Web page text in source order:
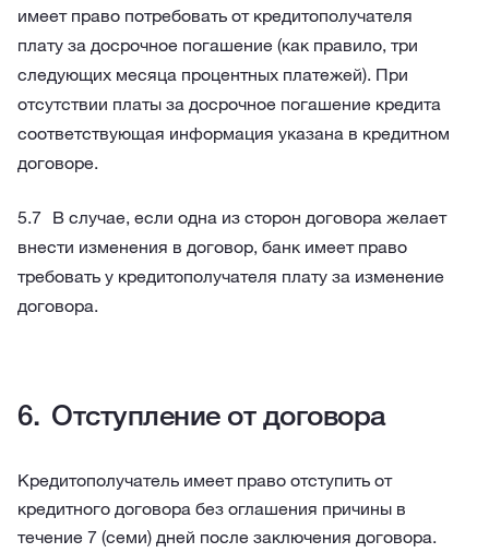
имеет право потребовать от кредитополучателя
плату за досрочное погашение (как правило, три
следующих месяца процентных платежей). При
отсутствии платы за досрочное погашение кредита
соответствующая информация указана в кредитном
договоре.
В случае, если одна из сторон договора желает
внести изменения в договор, банк имеет право
требовать у кредитополучателя плату за изменение
договора.
Отступление от договора
Кредитополучатель имеет право отступить от
кредитного договора без оглашения причины в
течение 7 (семи) дней после заключения договора.